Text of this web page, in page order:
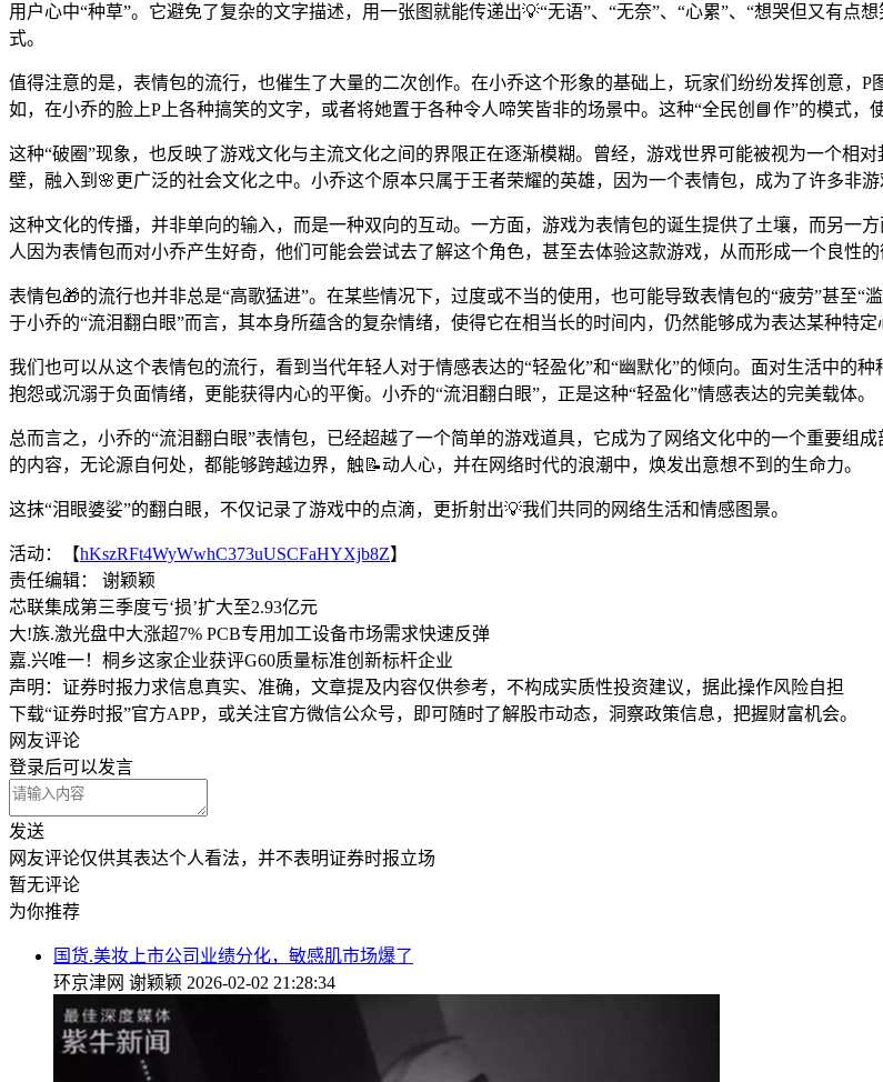
用户心中“种草”。它避免了复杂的文字描述，用一张图就能传递出💡“无语”、“无奈”、“心累”、“想哭但又有
式。
值得注意的是，表情包的流行，也催生了大量的二次创作。在小乔这个形象的基础上，玩家们纷纷发挥创意，
如，在小乔的脸上P上各种搞笑的文字，或者将她置于各种令人啼笑皆非的场景中。这种“全民创📘作”的模式，
这种“破圈”现象，也反映了游戏文化与主流文化之间的界限正在逐渐模糊。曾经，游戏世界可能被视为一个相
壁，融入到🌸更广泛的社会文化之中。小乔这个原本只属于王者荣耀的英雄，因为一个表情包，成为了许多非游
这种文化的传播，并非单向的输入，而是一种双向的互动。一方面，游戏为表情包的诞生提供了土壤，而另一
人因为表情包而对小乔产生好奇，他们可能会尝试去了解这个角色，甚至去体验这款游戏，从而形成一个良性的
表情包🎁的流行也并非总是“高歌猛进”。在某些情况下，过度或不当的使用，也可能导致表情包的“疲劳”甚至
于小乔的“流泪翻白眼”而言，其本身所蕴含的复杂情绪，使得它在相当长的时间内，仍然能够成为表达某种特定
我们也可以从这个表情包的流行，看到当代年轻人对于情感表达的“轻盈化”和“幽默化”的倾向。面对生活中的
抱怨或沉溺于负面情绪，更能获得内心的平衡。小乔的“流泪翻白眼”，正是这种“轻盈化”情感表达的完美载体。
总而言之，小乔的“流泪翻白眼”表情包，已经超越了一个简单的游戏道具，它成为了网络文化中的一个重要组
的内容，无论源自何处，都能够跨越边界，触📝动人心，并在网络时代的浪潮中，焕发出意想不到的生命力。
这抹“泪眼婆娑”的翻白眼，不仅记录了游戏中的点滴，更折射出💡我们共同的网络生活和情感图景。
活动：【hKszRFt4WyWwhC373uUSCFaHYXjb8Z】
责任编辑： 谢颖颖
芯联集成第三季度亏‘损’扩大至2.93亿元
大!族.激光盘中大涨超7% PCB专用加工设备市场需求快速反弹
嘉.兴唯一！桐乡这家企业获评G60质量标准创新标杆企业
声明：证券时报力求信息真实、准确，文章提及内容仅供参考，不构成实质性投资建议，据此操作风险自担
下载“证券时报”官方APP，或关注官方微信公众号，即可随时了解股市动态，洞察政策信息，把握财富机会。
网友评论
登录后可以发言
发送
网友评论仅供其表达个人看法，并不表明证券时报立场
暂无评论
为你推荐
国货.美妆上市公司业绩分化，敏感肌市场爆了
环京津网 谢颖颖 2026-02-02 21:28:34